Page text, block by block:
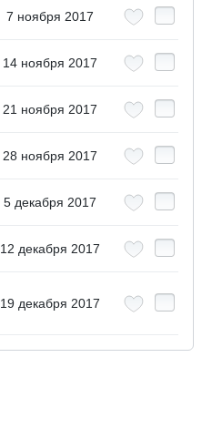
7 ноября 2017
14 ноября 2017
21 ноября 2017
28 ноября 2017
5 декабря 2017
12 декабря 2017
19 декабря 2017